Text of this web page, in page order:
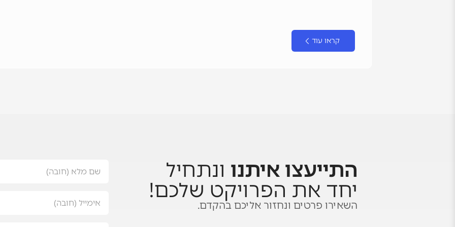
קראו עוד
התייעצו איתנו ונתחיל
יחד את הפרויקט שלכם!
השאירו פרטים ונחזור אליכם בהקדם.